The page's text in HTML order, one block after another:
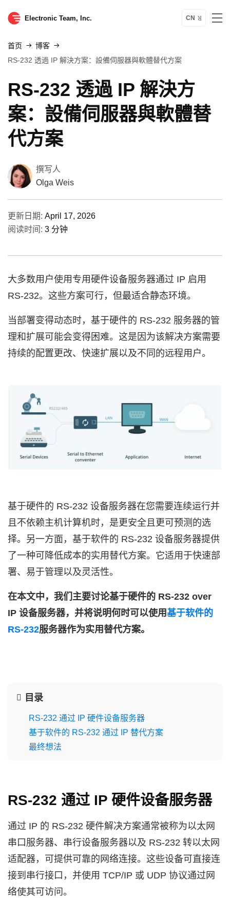
Electronic Team, Inc. CN
首页
博客
RS-232 透過 IP 解決方案：設備伺服器與軟體替代方案
RS-232 透過 IP 解決方
案：設備伺服器與軟體替
代方案
撰写人
Olga Weis
更新日期: April 17, 2026
阅读时间: 3 分钟
大多数用户使用专用硬件设备服务器通过 IP 启用
RS-232。这些方案可行，但最适合静态环境。
当部署变得动态时，基于硬件的 RS-232 服务器的管
理和扩展可能会变得困难。这是因为该解决方案需要
持续的配置更改、快速扩展以及不同的远程用户。
基于硬件的 RS-232 设备服务器在您需要连续运行并
且不依赖主机计算机时，是更安全且更可预测的选
择。另一方面，基于软件的 RS-232 设备服务器提供
了一种可降低成本的实用替代方案。它适用于快速部
署、易于管理以及灵活性。
在本文中，我们主要讨论基于硬件的 RS-232 over
IP 设备服务器，并将说明何时可以使用基于软件的
RS-232服务器作为实用替代方案。
目录
RS-232 通过 IP 硬件设备服务器
基于软件的 RS-232 通过 IP 替代方案
最终想法
RS-232 通过 IP 硬件设备服务器
通过 IP 的 RS-232 硬件解决方案通常被称为以太网
串口服务器、串行设备服务器以及 RS-232 转以太网
适配器，可提供可靠的网络连接。这些设备可直接连
接到串行接口，并使用 TCP/IP 或 UDP 协议通过网
络使其可访问。